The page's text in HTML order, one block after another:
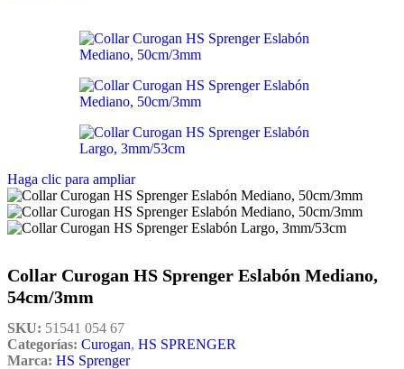
Haga clic para ampliar
Collar Curogan HS Sprenger Eslabón Mediano,
54cm/3mm
SKU: 51541 054 67
Categorías: Curogan, HS SPRENGER
Marca: HS Sprenger